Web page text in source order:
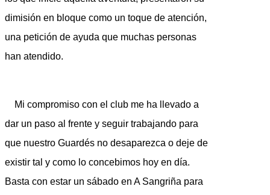
dimisión en bloque como un toque de atención,
una petición de ayuda que muchas personas
han atendido.
Mi compromiso con el club me ha llevado a
dar un paso al frente y seguir trabajando para
que nuestro Guardés no desaparezca o deje de
existir tal y como lo concebimos hoy en día.
Basta con estar un sábado en A Sangriña para